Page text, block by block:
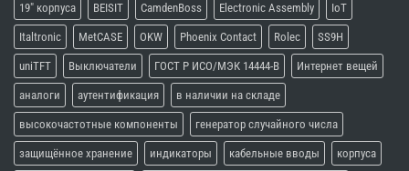
19" корпуса BEISIT CamdenBoss Electronic Assembly IoT
Italtronic MetCASE OKW Phoenix Contact Rolec SS9H
uniTFT Выключатели ГОСТ Р ИСО/МЭК 14444-В Интернет вещей
аналоги аутентификация в наличии на складе
высокочастотные компоненты генератор случайного числа
защищённое хранение индикаторы кабельные вводы корпуса